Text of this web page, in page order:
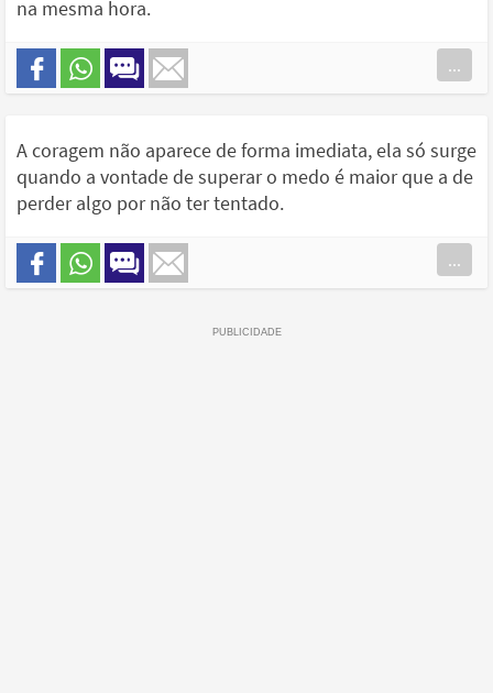
na mesma hora.
...
A coragem não aparece de forma imediata, ela só surge
quando a vontade de superar o medo é maior que a de
perder algo por não ter tentado.
...